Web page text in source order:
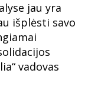
jau yra
išplėsti savo
vadovas